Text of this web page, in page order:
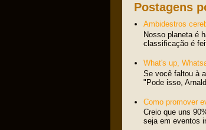
Postagens
Ambidestros
Nosso planeta é
classificação é
What's up,
Se você faltou à
"Pode isso,
Como promover
Creio que uns
seja em eventos